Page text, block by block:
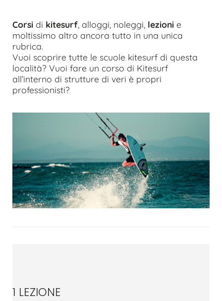
Corsi di kitesurf , alloggi, noleggi, lezioni e
moltissimo altro ancora tutto in una unica
rubrica.
Vuoi scoprire tutte le scuole kitesurf di questa
località? Vuoi fare un corso di Kitesurf
all’interno di strutture di veri è propri
professionisti?
1 LEZIONE